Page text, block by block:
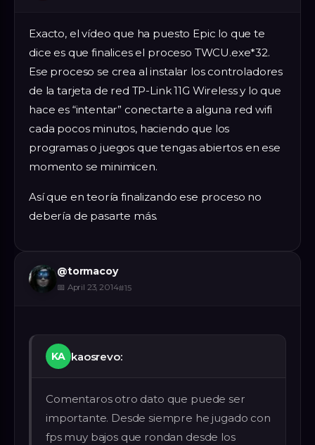
Exacto, el vídeo que ha puesto Epic lo que te
dice es que finalices el proceso TWCU.exe*32.
Ese proceso se crea al instalar los controladores
de la tarjeta de red TP-Link 11G Wireless y lo que
hace es “intentar” conectarte a alguna red wifi
cada pocos minutos, haciendo que los
programas o juegos que tengas abiertos en ese
momento se minimicen.
Así que en teoría finalizando ese proceso no
debería de pasarte más.
@tormacoy
📅 April 23, 2014#15
KA kaosrevo:
Comentaros otro dato que puede ser
importante. Desde siempre he jugado con
fps muy bajos que rondan desde los